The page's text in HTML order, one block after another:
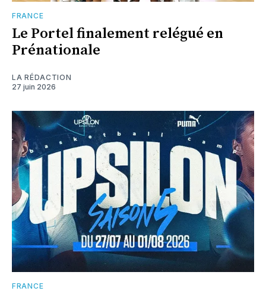
FRANCE
Le Portel finalement relégué en
Prénationale
LA RÉDACTION
27 juin 2026
FRANCE